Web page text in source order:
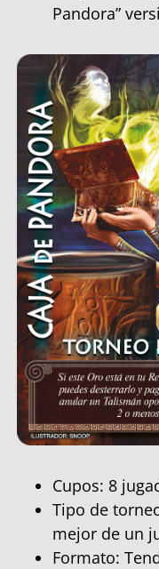
Pandora”
Cupos: 8
Tipo de
mejor de un
Formato: